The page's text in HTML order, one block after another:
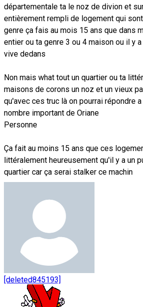
départementale ta le noz de divion et
entièrement rempli de logement qui
genre ça fais au mois 15 ans que dans
entier ou ta genre 3 ou 4 maison ou il y
vive dedans
Non mais what tout un quartier ou ta
maisons de corons un noz et un vieux
qu'avec ces truc là on pourrai répondre
nombre important de Oriane
Personne
Ça fait au moins 15 ans que ces
littéralement heureusement qu'il y a un
quartier car ça serai stalker ce machin
[deleted845193]